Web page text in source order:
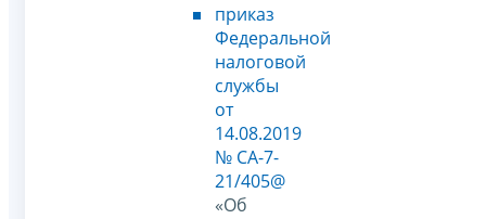
приказ
Федеральной
налоговой
службы
от
14.08.2019
№ СА-7-
21/405@
«Об